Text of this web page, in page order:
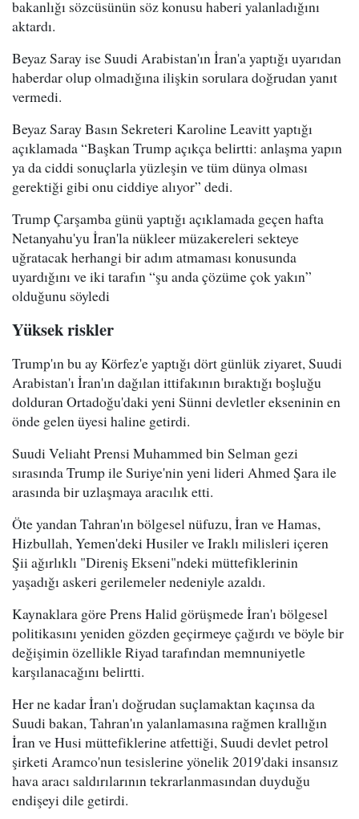
bakanlığı sözcüsünün söz konusu haberi yalanladığını
aktardı.
Beyaz Saray ise Suudi Arabistan'ın İran'a yaptığı uyarıdan
haberdar olup olmadığına ilişkin sorulara doğrudan yanıt
vermedi.
Beyaz Saray Basın Sekreteri Karoline Leavitt yaptığı
açıklamada “Başkan Trump açıkça belirtti: anlaşma yapın
ya da ciddi sonuçlarla yüzleşin ve tüm dünya olması
gerektiği gibi onu ciddiye alıyor” dedi.
Trump Çarşamba günü yaptığı açıklamada geçen hafta
Netanyahu'yu İran'la nükleer müzakereleri sekteye
uğratacak herhangi bir adım atmaması konusunda
uyardığını ve iki tarafın “şu anda çözüme çok yakın”
olduğunu söyledi
Yüksek riskler
Trump'ın bu ay Körfez'e yaptığı dört günlük ziyaret, Suudi
Arabistan'ı İran'ın dağılan ittifakının bıraktığı boşluğu
dolduran Ortadoğu'daki yeni Sünni devletler ekseninin en
önde gelen üyesi haline getirdi.
Suudi Veliaht Prensi Muhammed bin Selman gezi
sırasında Trump ile Suriye'nin yeni lideri Ahmed Şara ile
arasında bir uzlaşmaya aracılık etti.
Öte yandan Tahran'ın bölgesel nüfuzu, İran ve Hamas,
Hizbullah, Yemen'deki Husiler ve Iraklı milisleri içeren
Şii ağırlıklı "Direniş Ekseni"ndeki müttefiklerinin
yaşadığı askeri gerilemeler nedeniyle azaldı.
Kaynaklara göre Prens Halid görüşmede İran'ı bölgesel
politikasını yeniden gözden geçirmeye çağırdı ve böyle bir
değişimin özellikle Riyad tarafından memnuniyetle
karşılanacağını belirtti.
Her ne kadar İran'ı doğrudan suçlamaktan kaçınsa da
Suudi bakan, Tahran'ın yalanlamasına rağmen krallığın
İran ve Husi müttefiklerine atfettiği, Suudi devlet petrol
şirketi Aramco'nun tesislerine yönelik 2019'daki insansız
hava aracı saldırılarının tekrarlanmasından duyduğu
endişeyi dile getirdi.